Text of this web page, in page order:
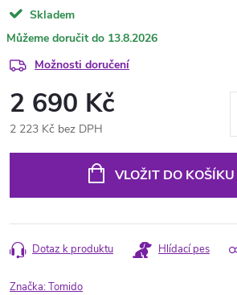
Skladem
13.8.2026
Možnosti doručení
2 690 Kč
2 223 Kč bez DPH
VLOŽIT DO KOŠÍKU
Dotaz k produktu Hlídací pes
Značka:Tomido